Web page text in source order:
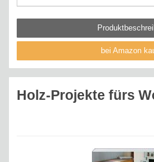
bei Amazon
Holz-Projekte fürs